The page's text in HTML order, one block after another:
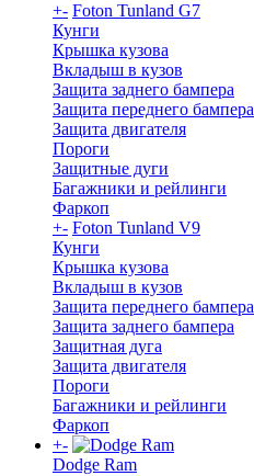
+- Foton Tunland G7
Кунги
Крышка кузова
Вкладыш в кузов
Защита заднего бампера
Защита переднего бампера
Защита двигателя
Пороги
Защитные дуги
Багажники и рейлинги
Фаркоп
+- Foton Tunland V9
Кунги
Крышка кузова
Вкладыш в кузов
Защита переднего бампера
Защита заднего бампера
Защитная дуга
Защита двигателя
Пороги
Багажники и рейлинги
Фаркоп
+-
Dodge Ram